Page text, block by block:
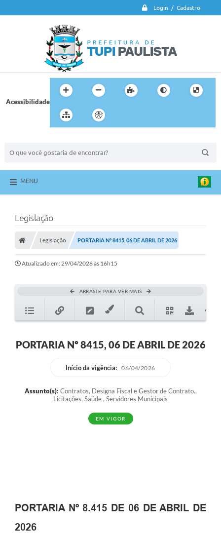
Login / Cadastro
Acessibilidade
MENU
Legislação
Legislação PORTARIA Nº 8415, 06 DE ABRIL DE 2026
Atualizado em: 29/04/2026 às 16h15
ARRASTE PARA VER MAIS
PORTARIA Nº 8415, 06 DE ABRIL DE 2026
Início da vigência: 06/04/2026
Assunto(s): Contratos, Designa Fiscal e Gestor de Contrato.,
Licitações, Saúde , Servidores Municipais
EM VIGOR
PORTARIA Nº 8.415 DE 06 DE ABRIL DE
2026